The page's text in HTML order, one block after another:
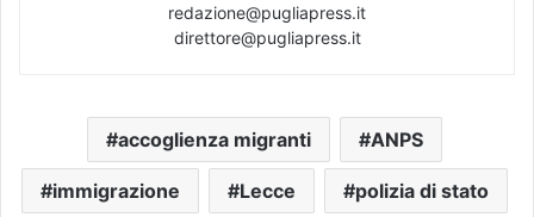
redazione@pugliapress.it
direttore@pugliapress.it
accoglienza migranti ANPS
immigrazione Lecce polizia di stato